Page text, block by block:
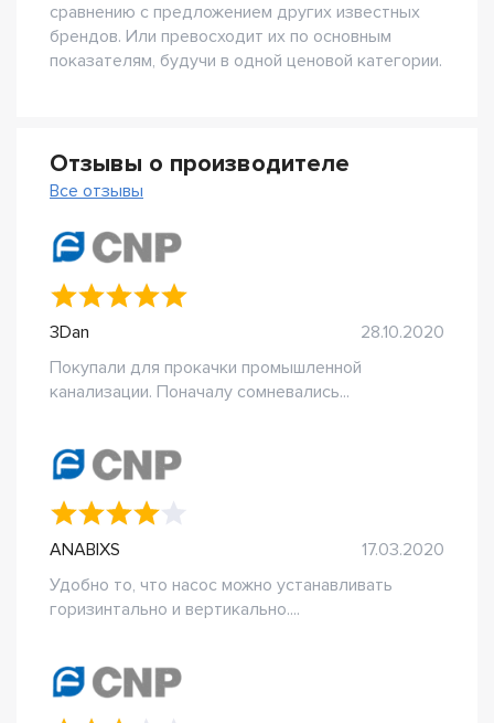
сравнению с предложением других известных
брендов. Или превосходит их по основным
показателям, будучи в одной ценовой категории.
Отзывы о производителе
Все отзывы
3Dan
28.10.2020
Покупали для прокачки промышленной
канализации. Поначалу сомневались...
ANABIXS
17.03.2020
Удобно то, что насос можно устанавливать
горизинтально и вертикально....